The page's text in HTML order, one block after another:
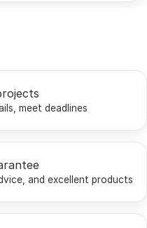
meet deadlines
and excellent products